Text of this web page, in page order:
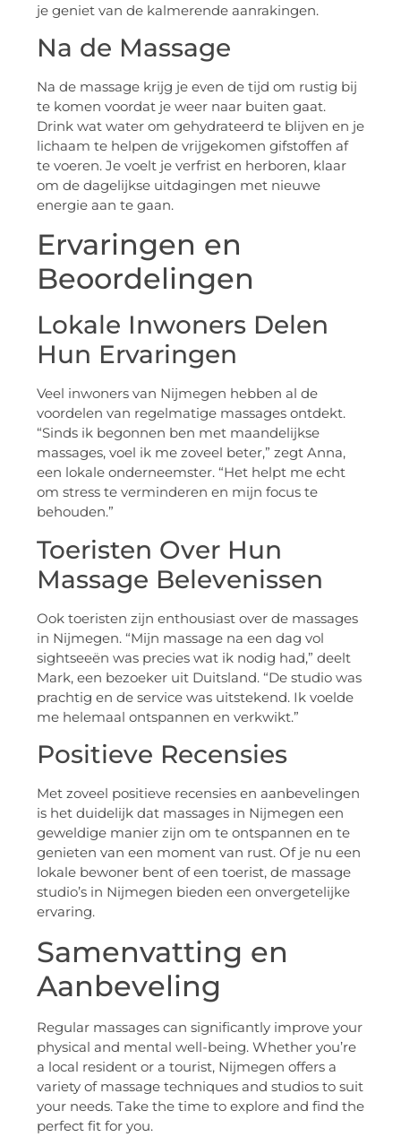
je geniet van de kalmerende aanrakingen.
Na de Massage
Na de massage krijg je even de tijd om rustig bij
te komen voordat je weer naar buiten gaat.
Drink wat water om gehydrateerd te blijven en je
lichaam te helpen de vrijgekomen gifstoffen af
te voeren. Je voelt je verfrist en herboren, klaar
om de dagelijkse uitdagingen met nieuwe
energie aan te gaan.
Ervaringen en
Beoordelingen
Lokale Inwoners Delen
Hun Ervaringen
Veel inwoners van Nijmegen hebben al de
voordelen van regelmatige massages ontdekt.
“Sinds ik begonnen ben met maandelijkse
massages, voel ik me zoveel beter,” zegt Anna,
een lokale onderneemster. “Het helpt me echt
om stress te verminderen en mijn focus te
behouden.”
Toeristen Over Hun
Massage Belevenissen
Ook toeristen zijn enthousiast over de massages
in Nijmegen. “Mijn massage na een dag vol
sightseeën was precies wat ik nodig had,” deelt
Mark, een bezoeker uit Duitsland. “De studio was
prachtig en de service was uitstekend. Ik voelde
me helemaal ontspannen en verkwikt.”
Positieve Recensies
Met zoveel positieve recensies en aanbevelingen
is het duidelijk dat massages in Nijmegen een
geweldige manier zijn om te ontspannen en te
genieten van een moment van rust. Of je nu een
lokale bewoner bent of een toerist, de massage
studio’s in Nijmegen bieden een onvergetelijke
ervaring.
Samenvatting en
Aanbeveling
Regular massages can significantly improve your
physical and mental well-being. Whether you’re
a local resident or a tourist, Nijmegen offers a
variety of massage techniques and studios to suit
your needs. Take the time to explore and find the
perfect fit for you.